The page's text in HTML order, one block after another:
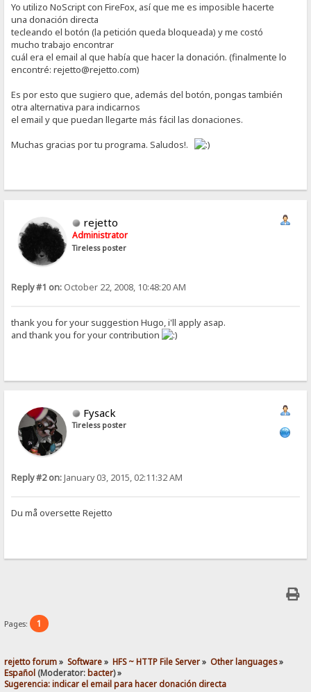
Yo utilizo NoScript con FireFox, así que me es imposible hacerte
una donación directa
tecleando el botón (la petición queda bloqueada) y me costó
mucho trabajo encontrar
cuál era el email al que había que hacer la donación. (finalmente lo
encontré: rejetto@rejetto.com)
Es por esto que sugiero que, además del botón, pongas también
otra alternativa para indicarnos
el email y que puedan llegarte más fácil las donaciones.
Muchas gracias por tu programa. Saludos!.
rejetto
Administrator
Tireless poster
Reply #1 on: October 22, 2008, 10:48:20 AM
thank you for your suggestion Hugo, i'll apply asap.
and thank you for your contribution
Fysack
Tireless poster
Reply #2 on:January 03, 2015, 02:11:32 AM
Du må oversette Rejetto
Pages: 1
rejetto forum» Software» HFS ~ HTTP File Server» Other languages»
Español (Moderator: bacter) »
Sugerencia: indicar el email para hacer donación directa